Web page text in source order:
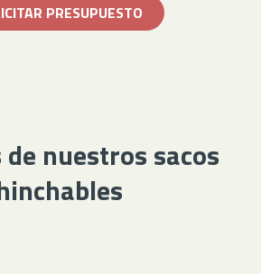
PRESUPUESTO
nuestros sacos